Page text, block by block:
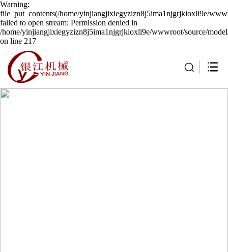
Warning:
file_put_contents(/home/yinjiangjixiegyzizn8j5ima1njgrjkioxli9e/
failed to open stream: Permission denied in
/home/yinjiangjixiegyzizn8j5ima1njgrjkioxli9e/wwwroot/source/
on line 217